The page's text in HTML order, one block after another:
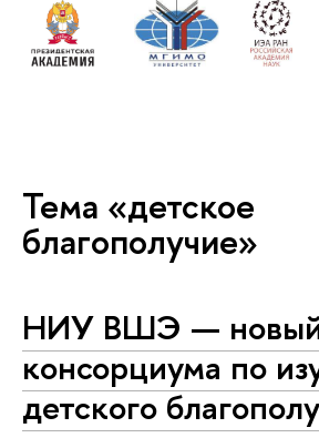
Тема «детское
благополучие»
НИУ ВШЭ — новый
консорциума по
детского